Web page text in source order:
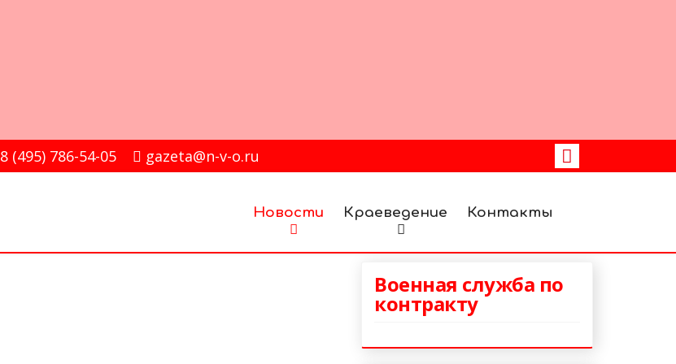
8 (495) 786-54-05 gazeta@n-v-o.ru
Новости Краеведение Контакты
Военная служба по
контракту